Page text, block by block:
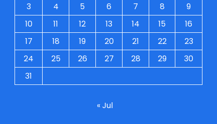
3
4 5 6 7 8
9
10
11 12 13 14 15
16
17
18 19 20 21 22
23
24
25 26 27 28 29
30
31
« Jul